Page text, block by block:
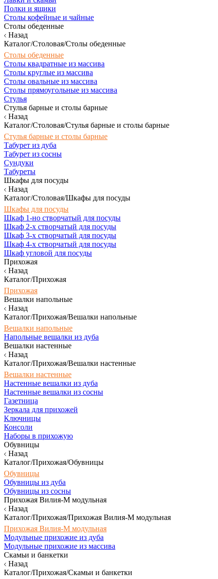
Полки и ящики
Столы кофейные и чайные
Столы обеденные
Назад
Каталог/Столовая/Столы обеденные
Столы обеденные
Столы квадратные из массива
Столы круглые из массива
Столы овальные из массива
Столы прямоугольные из массива
Стулья
Стулья барные и столы барные
Назад
Каталог/Столовая/Стулья барные и столы барные
Стулья барные и столы барные
Табурет из дуба
Табурет из сосны
Сундуки
Табуреты
Шкафы для посуды
Назад
Каталог/Столовая/Шкафы для посуды
Шкафы для посуды
Шкаф 1-но створчатый для посуды
Шкаф 2-х створчатый для посуды
Шкаф 3-х створчатый для посуды
Шкаф 4-х створчатый для посуды
Шкаф угловой для посуды
Прихожая
Назад
Каталог/Прихожая
Прихожая
Вешалки напольные
Назад
Каталог/Прихожая/Вешалки напольные
Вешалки напольные
Напольные вешалки из дуба
Вешалки настенные
Назад
Каталог/Прихожая/Вешалки настенные
Вешалки настенные
Настенные вешалки из дуба
Настенные вешалки из сосны
Газетница
Зеркала для прихожей
Ключницы
Консоли
Наборы в прихожую
Обувницы
Назад
Каталог/Прихожая/Обувницы
Обувницы
Обувницы из дуба
Обувницы из сосны
Прихожая Вилия-М модульная
Назад
Каталог/Прихожая/Прихожая Вилия-М модульная
Прихожая Вилия-М модульная
Модульные прихожие из дуба
Модульные прихожие из массива
Скамьи и банкетки
Назад
Каталог/Прихожая/Скамьи и банкетки